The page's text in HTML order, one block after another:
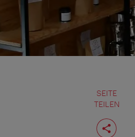
SEITE
TEILEN
Seite
teilen